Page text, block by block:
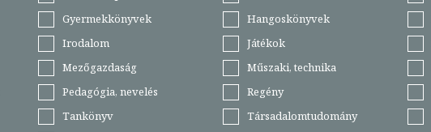
Gyermekkönyvek Hangoskönyvek
Irodalom Játékok
Mezőgazdaság Műszaki, technika
Pedagógia, nevelés Regény
Tankönyv Társadalomtudomány